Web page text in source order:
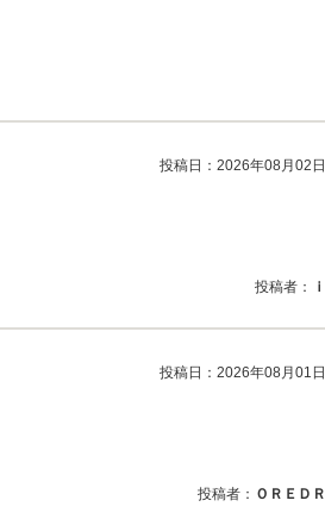
投稿日： 2026年08月02日
投稿者： ｉ
投稿日： 2026年08月01日
投稿者： ＯＲＥＤＲ